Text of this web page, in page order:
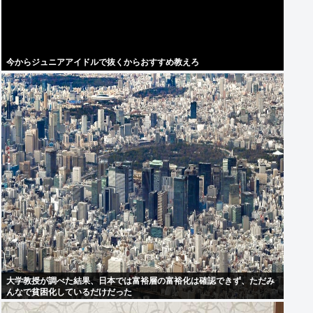
今からジュニアアイドルで抜くからおすすめ教えろ
大学教授が調べた結果、日本では富裕層の富裕化は確認できず、ただみ
んなで貧困化しているだけだった